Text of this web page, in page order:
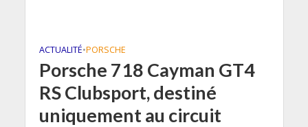
ACTUALITÉ•PORSCHE
Porsche 718 Cayman GT4
RS Clubsport, destiné
uniquement au circuit